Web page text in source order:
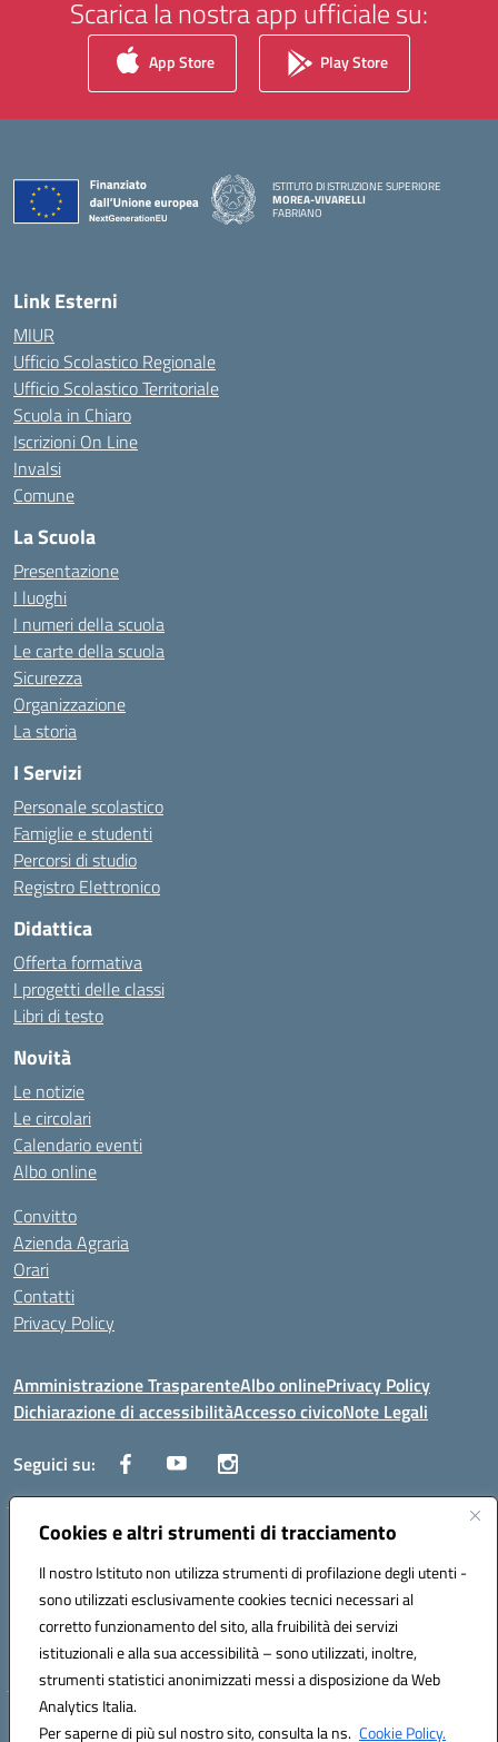
Cookies e altri strumenti di tracciamento
Il nostro Istituto non utilizza strumenti di profilazione degli utenti -
sono utilizzati esclusivamente cookies tecnici necessari al
corretto funzionamento del sito, alla fruibilità dei servizi
istituzionali e alla sua accessibilità – sono utilizzati, inoltre,
strumenti statistici anonimizzati messi a disposizione da Web
Analytics Italia.
Per saperne di più sul nostro sito, consulta la ns. Cookie Policy.
Scarica la nostra app ufficiale su:
App Store Play Store
ISTITUTO DI ISTRUZIONE SUPERIORE
MOREA-VIVARELLI
FABRIANO
Link Esterni
MIUR
Ufficio Scolastico Regionale
Ufficio Scolastico Territoriale
Scuola in Chiaro
Iscrizioni On Line
Invalsi
Comune
La Scuola
Presentazione
I luoghi
I numeri della scuola
Le carte della scuola
Sicurezza
Organizzazione
La storia
I Servizi
Personale scolastico
Famiglie e studenti
Percorsi di studio
Registro Elettronico
Didattica
Offerta formativa
I progetti delle classi
Libri di testo
Novità
Le notizie
Le circolari
Calendario eventi
Albo online
Convitto
Azienda Agraria
Orari
Contatti
Privacy Policy
Amministrazione TrasparenteAlbo onlinePrivacy Policy
Dichiarazione di accessibilitàAccesso civicoNote Legali
Seguici su:
Via dei Cappuccini, 5 - 60044 Fabriano (AN) - Tel. 0732 3373 - 0732
3573 - Mail: anis01700P@istruzione.it - PEC:
Codice meccanografico: ANIS01700P - Codice iPA: istsc_ANIS01700P -
C.F. 81002710424 - Codice univoco fatturazione elettronica (CUF):
UFBMDS
Hosting & Powered by 3D Solution S.r.l.